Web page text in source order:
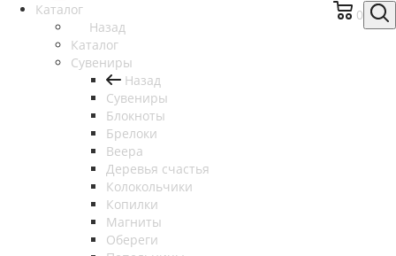
0
Каталог
Назад
Каталог
Сувениры
Назад
Сувениры
Блокноты
Брелоки
Веера
Деревья счастья
Колокольчики
Копилки
Магниты
Обереги